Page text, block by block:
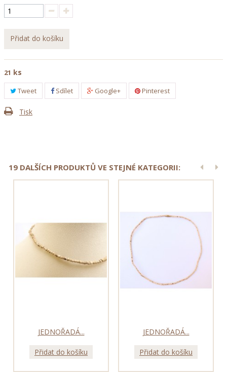
Přidat do košíku
21 ks
Tweet Sdílet Google+ Pinterest
Tisk
19 DALŠÍCH PRODUKTŮ VE STEJNÉ KATEGORII:
JEDNOŘADÁ...
Přidat do košíku
JEDNOŘADÁ...
Přidat do košíku